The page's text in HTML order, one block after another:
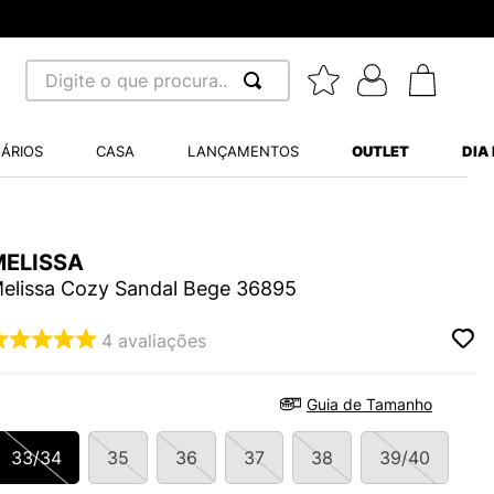
Digite o que procura...
CASA LANÇAMENTOS OUTLET DIA
Cozy Sandal Bege 36895
4 avaliações
Guia de Tamanho
33/34 35 36 37 38 39/40
BALANCE 530
BABY
VANS ULTRARANGE